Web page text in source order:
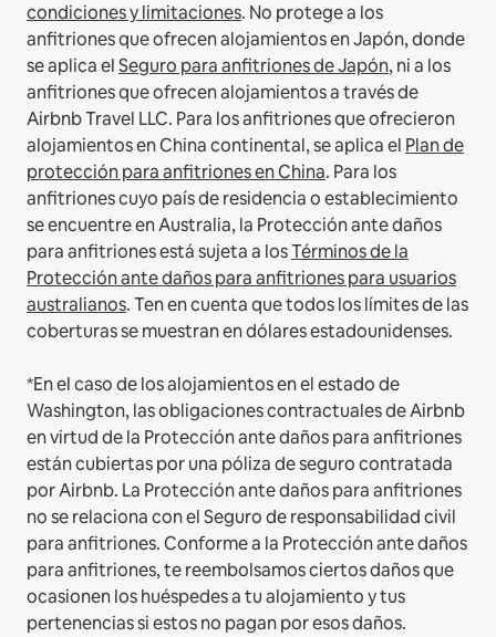
condiciones y limitaciones. No protege a los
anfitriones que ofrecen alojamientos en Japón, donde
se aplica elSeguro para anfitriones de Japón, ni a los
anfitriones que ofrecen alojamientos a través de
Airbnb Travel LLC. Para los anfitriones que ofrecieron
alojamientos en China continental, se aplica el Plan de
protección para anfitriones en China. Para los
anfitriones cuyo país de residencia o establecimiento
se encuentre en Australia, la Protección ante daños
para anfitriones está sujeta a losTérminos de la
Protección ante daños para anfitriones para usuarios
australianos. Ten en cuenta que todos los límites de las
coberturas se muestran en dólares estadounidenses.
*En el caso de los alojamientos en el estado de
Washington, las obligaciones contractuales de Airbnb
en virtud de la Protección ante daños para anfitriones
están cubiertas por una póliza de seguro contratada
por Airbnb. La Protección ante daños para anfitriones
no se relaciona con el Seguro de responsabilidad civil
para anfitriones. Conforme a la Protección ante daños
para anfitriones, te reembolsamos ciertos daños que
ocasionen los huéspedes a tu alojamiento y tus
pertenencias si estos no pagan por esos daños.